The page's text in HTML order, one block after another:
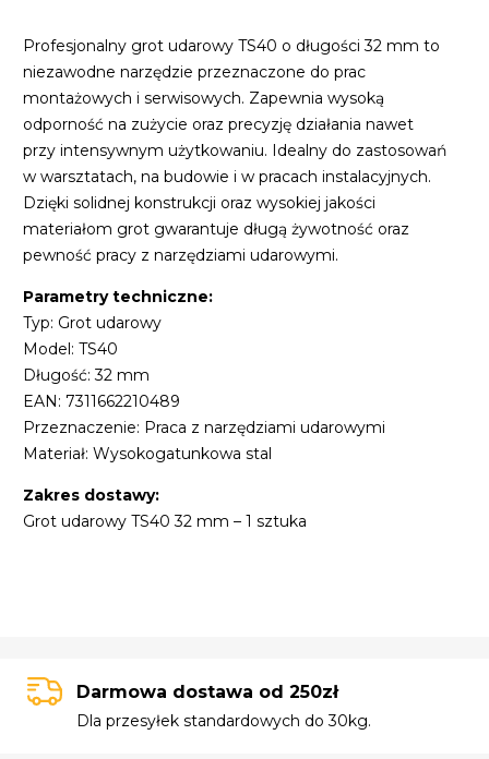
Profesjonalny grot udarowy TS40 o długości 32 mm to
niezawodne narzędzie przeznaczone do prac
montażowych i serwisowych. Zapewnia wysoką
odporność na zużycie oraz precyzję działania nawet
przy intensywnym użytkowaniu. Idealny do zastosowań
w warsztatach, na budowie i w pracach instalacyjnych.
Dzięki solidnej konstrukcji oraz wysokiej jakości
materiałom grot gwarantuje długą żywotność oraz
pewność pracy z narzędziami udarowymi.
Parametry techniczne:
Typ: Grot udarowy
Model: TS40
Długość: 32 mm
EAN: 7311662210489
Przeznaczenie: Praca z narzędziami udarowymi
Materiał: Wysokogatunkowa stal
Zakres dostawy:
Grot udarowy TS40 32 mm – 1 sztuka
Darmowa dostawa od 250zł
Dla przesyłek standardowych do 30kg.